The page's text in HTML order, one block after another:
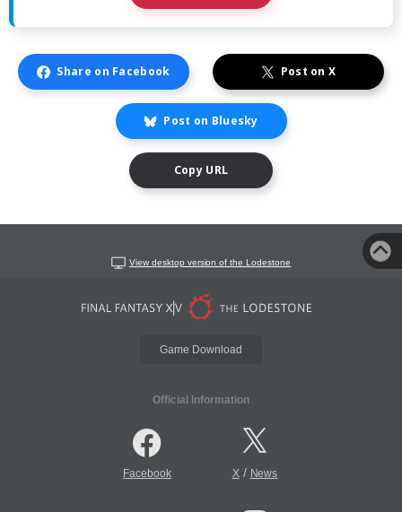
Share on Facebook Post on X
Post on Bluesky
Copy URL
View desktop version of the Lodestone
Game Download
Official Information
Facebook X/ News